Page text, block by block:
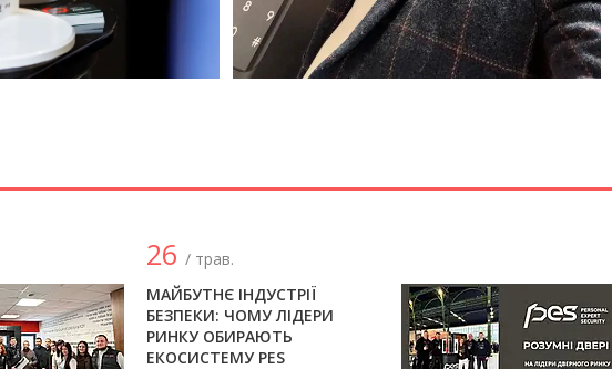
26/ трав.
МАЙБУТНЄ ІНДУСТРІЇ
БЕЗПЕКИ: ЧОМУ ЛІДЕРИ
РИНКУ ОБИРАЮТЬ
ЕКОСИСТЕМУ PES